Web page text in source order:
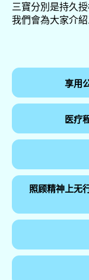
三寶分別是持久
我們會為大家介紹
享用
医疗
照顾精神上无